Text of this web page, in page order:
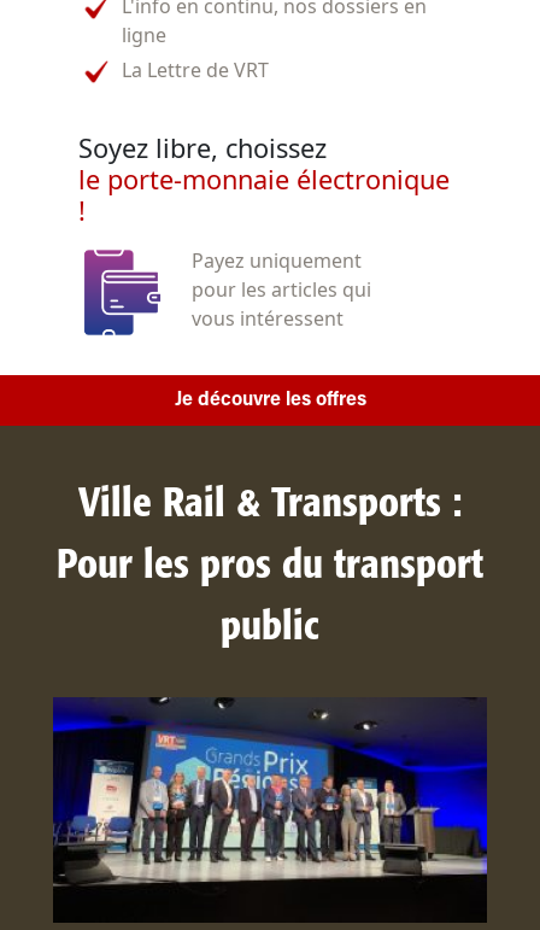
L'info en continu, nos dossiers en
ligne
La Lettre de VRT
Soyez libre, choissez
le porte-monnaie électronique
!
Payez uniquement
pour les articles qui
vous intéressent
Je découvre les offres
Ville Rail & Transports :
Pour les pros du transport
public